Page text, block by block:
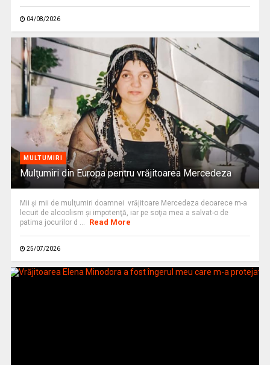
04/08/2026
MULTUMIRI
Mulţumiri din Europa pentru vrăjitoarea Mercedeza
Mii şi mii de mulţumiri doamnei vrăjitoare Mercedeza deoarece m-a
lecuit de alcoolism şi impotenţă, iar pe soţia mea a salvat-o de
patima jocurilor d ...
Read More
25/07/2026